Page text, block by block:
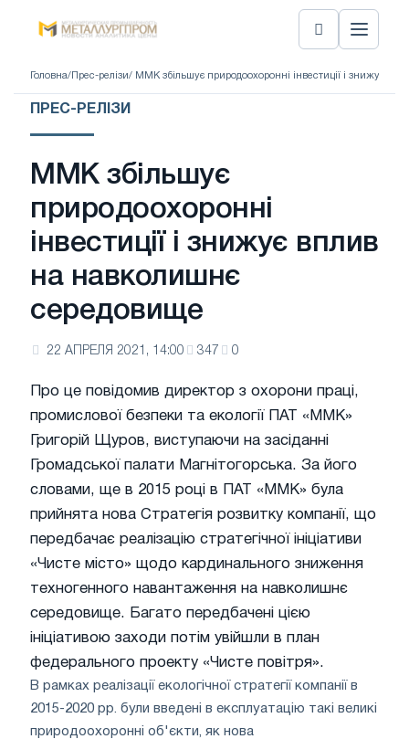
Головна/ Прес-релізи/ ММК збільшує природоохоронні інвестиції і знижує
ПРЕС-РЕЛІЗИ
ММК збільшує
природоохоронні
інвестиції і знижує вплив
на навколишнє
середовище
22 АПРЕЛЯ 2021, 14:00 347 0
Про це повідомив директор з охорони праці,
промислової безпеки та екології ПАТ «ММК»
Григорій Щуров, виступаючи на засіданні
Громадської палати Магнітогорська. За його
словами, ще в 2015 році в ПАТ «ММК» була
прийнята нова Стратегія розвитку компанії, що
передбачає реалізацію стратегічної ініціативи
«Чисте місто» щодо кардинального зниження
техногенного навантаження на навколишнє
середовище. Багато передбачені цією
ініціативою заходи потім увійшли в план
федерального проекту «Чисте повітря».
В рамках реалізації екологічної стратегії компанії в
2015-2020 рр. були введені в експлуатацію такі великі
природоохоронні об'єкти, як нова